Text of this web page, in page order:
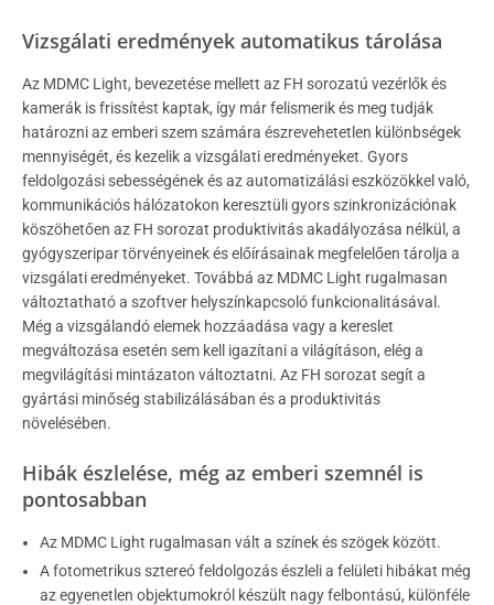
Vizsgálati eredmények automatikus tárolása
Az MDMC Light, bevezetése mellett az FH sorozatú vezérlők és
kamerák is frissítést kaptak, így már felismerik és meg tudják
határozni az emberi szem számára észrevehetetlen különbségek
mennyiségét, és kezelik a vizsgálati eredményeket. Gyors
feldolgozási sebességének és az automatizálási eszközökkel való,
kommunikációs hálózatokon keresztüli gyors szinkronizációnak
köszöhetően az FH sorozat produktivitás akadályozása nélkül, a
gyógyszeripar törvényeinek és előírásainak megfelelően tárolja a
vizsgálati eredményeket. Továbbá az MDMC Light rugalmasan
változtatható a szoftver helyszínkapcsoló funkcionalitásával.
Még a vizsgálandó elemek hozzáadása vagy a kereslet
megváltozása esetén sem kell igazítani a világításon, elég a
megvilágítási mintázaton változtatni. Az FH sorozat segít a
gyártási minőség stabilizálásában és a produktivitás
növelésében.
Hibák észlelése, még az emberi szemnél is
pontosabban
Az MDMC Light rugalmasan vált a színek és szögek között.
A fotometrikus sztereó feldolgozás észleli a felületi hibákat még
az egyenetlen objektumokról készült nagy felbontású, különféle